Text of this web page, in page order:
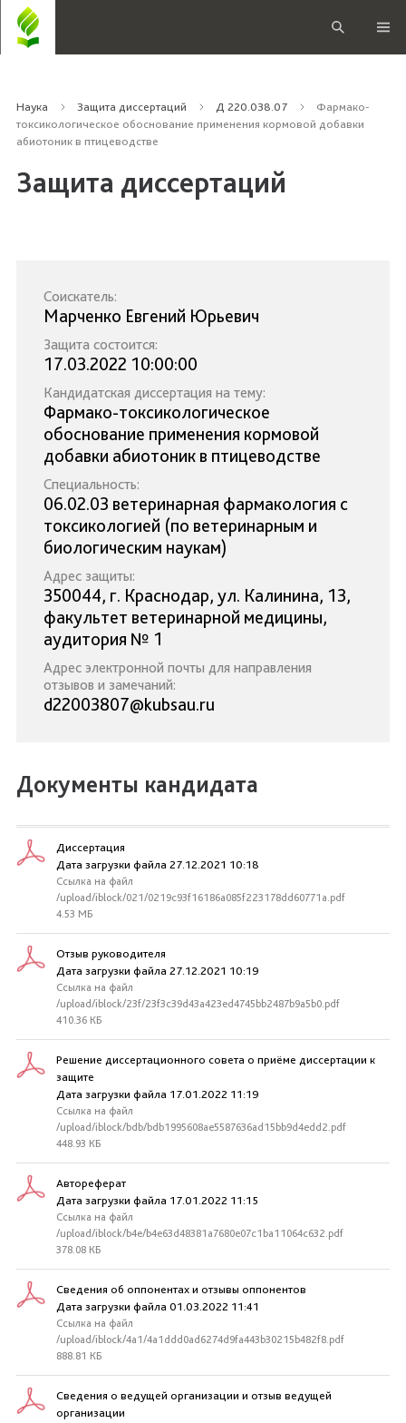
Наука Защита диссертаций Д 220.038.07
Фармако-
токсикологическое обоснование применения кормовой добавки
абиотоник в птицеводстве
Защита диссертаций
Соискатель:
Марченко Евгений Юрьевич
Защита состоится:
17.03.2022 10:00:00
Кандидатская диссертация на тему:
Фармако-токсикологическое
обоснование применения кормовой
добавки абиотоник в птицеводстве
Специальность:
06.02.03 ветеринарная фармакология с
токсикологией (по ветеринарным и
биологическим наукам)
Адрес защиты:
350044, г. Краснодар, ул. Калинина, 13,
факультет ветеринарной медицины,
аудитория № 1
Адрес электронной почты для направления
отзывов и замечаний:
d22003807@kubsau.ru
Документы кандидата
Диссертация
Дата загрузки файла 27.12.2021 10:18
Ссылка на файл
/upload/iblock/021/0219c93f16186a085f223178dd60771a.pdf
4.53 МБ
Отзыв руководителя
Дата загрузки файла 27.12.2021 10:19
Ссылка на файл
/upload/iblock/23f/23f3c39d43a423ed4745bb2487b9a5b0.pdf
410.36 КБ
Решение диссертационного совета о приёме диссертации к
защите
Дата загрузки файла 17.01.2022 11:19
Ссылка на файл
/upload/iblock/bdb/bdb1995608ae5587636ad15bb9d4edd2.pdf
448.93 КБ
Автореферат
Дата загрузки файла 17.01.2022 11:15
Ссылка на файл
/upload/iblock/b4e/b4e63d48381a7680e07c1ba11064c632.pdf
378.08 КБ
Сведения об оппонентах и отзывы оппонентов
Дата загрузки файла 01.03.2022 11:41
Ссылка на файл
/upload/iblock/4a1/4a1ddd0ad6274d9fa443b30215b482f8.pdf
888.81 КБ
Сведения о ведущей организации и отзыв ведущей
организации